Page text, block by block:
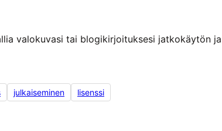
valokuvasi tai blogikirjoituksesi jatkokäytön
julkaiseminen lisenssi